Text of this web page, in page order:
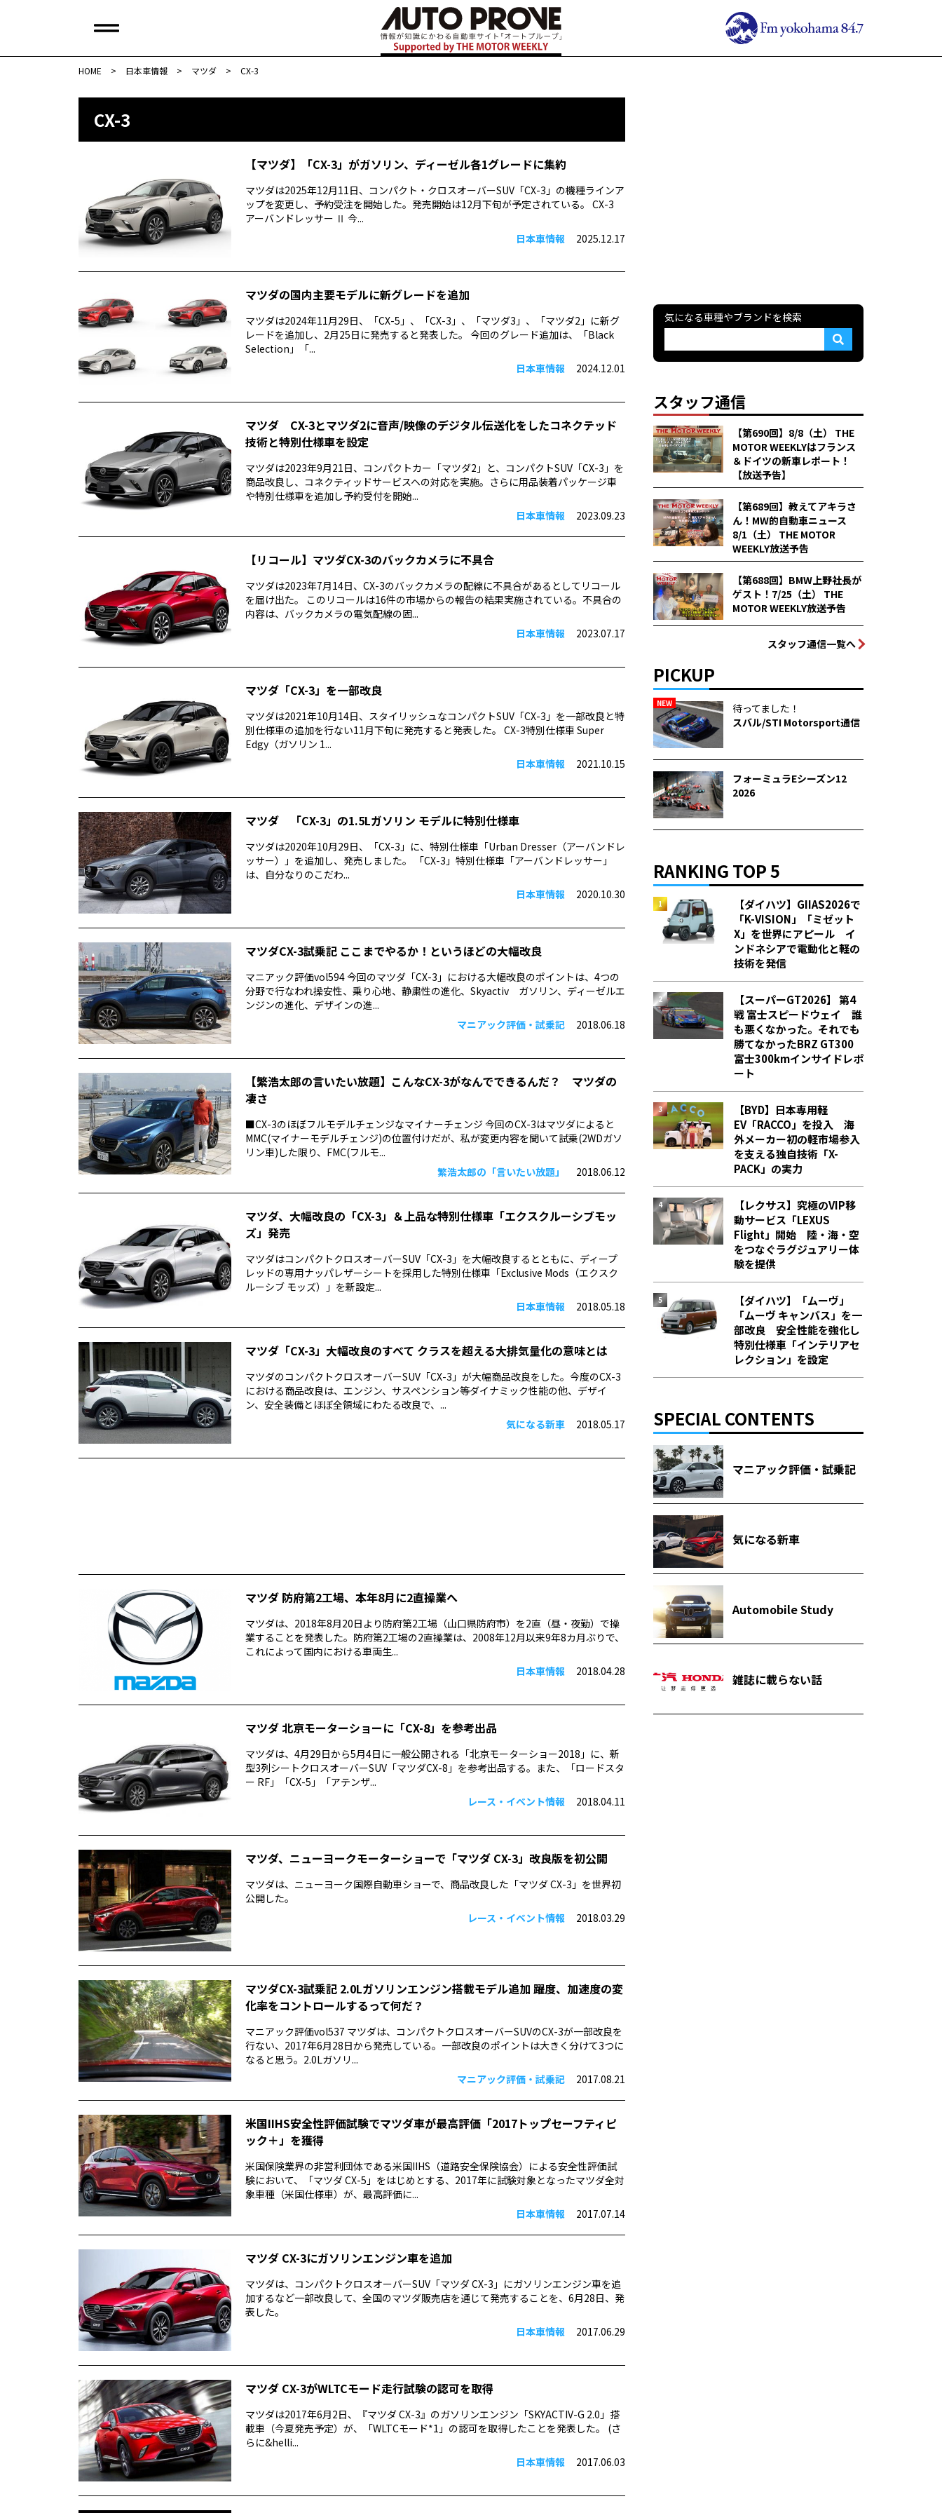
HOME > 日本車情報​ > マツダ > CX-3
CX-3
【マツダ】「CX-3」がガソリン、ディーゼル各1グレードに集約
マツダは2025年12月11日、コンパクト・クロスオーバーSUV「CX-3」の機種ラインア
ップを変更し、予約受注を開始した。発売開始は12月下旬が予定されている。 CX-3
アーバンドレッサー Ⅱ 今...
日本車情報
2025.12.17
マツダの国内主要モデルに新グレードを追加
マツダは2024年11月29日、「CX-5」、「CX-3」、「マツダ3」、「マツダ2」に新グ
レードを追加し、2月25日に発売すると発表した。 今回のグレード追加は、「Black
Selection」「...
日本車情報
2024.12.01
マツダ CX-3とマツダ2に音声/映像のデジタル伝送化をしたコネクテッド
技術と特別仕様車を設定
マツダは2023年9月21日、コンパクトカー「マツダ2」と、コンパクトSUV「CX-3」を
商品改良し、コネクティッドサービスヘの対応を実施。さらに用品装着パッケージ車
や特別仕様車を追加し予約受付を開始...
日本車情報
2023.09.23
【リコール】マツダCX-3のバックカメラに不具合
マツダは2023年7月14日、CX-3のバックカメラの配線に不具合があるとしてリコール
を届け出た。 このリコールは16件の市場からの報告の結果実施されている。不具合の
内容は、バックカメラの電気配線の固...
日本車情報
2023.07.17
マツダ「CX-3」を一部改良
マツダは2021年10月14日、スタイリッシュなコンパクトSUV「CX-3」を一部改良と特
別仕様車の追加を行ない11月下旬に発売すると発表した。 CX-3特別仕様車 Super
Edgy（ガソリン 1...
日本車情報
2021.10.15
マツダ 「CX-3」の1.5Lガソリン モデルに特別仕様車
マツダは2020年10月29日、「CX-3」に、特別仕様車「Urban Dresser（アーバンドレ
ッサー）」を追加し、発売しました。 「CX-3」特別仕様車「アーバンドレッサー」
は、自分なりのこだわ...
日本車情報
2020.10.30
マツダCX-3試乗記 ここまでやるか！というほどの大幅改良
マニアック評価vol594 今回のマツダ「CX-3」における大幅改良のポイントは、4つの
分野で行なわれ操安性、乗り心地、静粛性の進化、Skyactiv ガソリン、ディーゼルエ
ンジンの進化、デザインの進...
マニアック評価・試乗記
2018.06.18
【繁浩太郎の言いたい放題】こんなCX-3がなんでできるんだ？ マツダの
凄さ
■CX-3のほぼフルモデルチェンジなマイナーチェンジ 今回のCX-3はマツダによると
MMC(マイナーモデルチェンジ)の位置付けだが、私が変更内容を聞いて試乗(2WDガソ
リン車)した限り、FMC(フルモ...
繁浩太郎の「言いたい放題」
2018.06.12
マツダ、大幅改良の「CX-3」＆上品な特別仕様車「エクスクルーシブモッ
ズ」発売
マツダはコンパクトクロスオーバーSUV「CX-3」を大幅改良するとともに、ディープ
レッドの専用ナッパレザーシートを採用した特別仕様車「Exclusive Mods（エクスク
ルーシブ モッズ）」を新設定...
日本車情報
2018.05.18
マツダ「CX-3」大幅改良のすべて クラスを超える大排気量化の意味とは
マツダのコンパクトクロスオーバーSUV「CX-3」が大幅商品改良をした。今度のCX-3
における商品改良は、エンジン、サスペンション等ダイナミック性能の他、デザイ
ン、安全装備とほぼ全領域にわたる改良で、...
気になる新車
2018.05.17
マツダ 防府第2工場、本年8月に2直操業へ
マツダは、2018年8月20日より防府第2工場（山口県防府市）を2直（昼・夜勤）で操
業することを発表した。防府第2工場の2直操業は、2008年12月以来9年8カ月ぶりで、
これによって国内における車両生...
日本車情報
2018.04.28
マツダ 北京モーターショーに「CX-8」を参考出品
マツダは、4月29日から5月4日に一般公開される「北京モーターショー2018」に、新
型3列シートクロスオーバーSUV「マツダCX-8」を参考出品する。また、「ロードスタ
ー RF」「CX-5」「アテンザ...
レース・イベント情報
2018.04.11
マツダ、ニューヨークモーターショーで「マツダ CX-3」改良版を初公開
マツダは、ニューヨーク国際自動車ショーで、商品改良した「マツダ CX-3」を世界初
公開した。
レース・イベント情報
2018.03.29
マツダCX-3試乗記 2.0Lガソリンエンジン搭載モデル追加 躍度、加速度の変
化率をコントロールするって何だ？
マニアック評価vol537 マツダは、コンパクトクロスオーバーSUVのCX-3が一部改良を
行ない、2017年6月28日から発売している。一部改良のポイントは大きく分けて3つに
なると思う。2.0Lガソリ...
マニアック評価・試乗記
2017.08.21
米国IIHS安全性評価試験でマツダ車が最高評価「2017トップセーフティピ
ック＋」を獲得
米国保険業界の非営利団体である米国IIHS（道路安全保険協会）による安全性評価試
験において、「マツダ CX-5」をはじめとする、2017年に試験対象となったマツダ全対
象車種（米国仕様車）が、最高評価に...
日本車情報
2017.07.14
マツダ CX-3にガソリンエンジン車を追加
マツダは、コンパクトクロスオーバーSUV「マツダ CX-3」にガソリンエンジン車を追
加するなど一部改良して、全国のマツダ販売店を通じて発売することを、6月28日、発
表した。
日本車情報
2017.06.29
マツダ CX-3がWLTCモード走行試験の認可を取得
マツダは2017年6月2日、『マツダ CX-3』のガソリンエンジン「SKYACTIV-G 2.0」搭
載車（今夏発売予定）が、「WLTCモード*1」の認可を取得したことを発表した。 (さ
らに&helli...
日本車情報
2017.06.03
気になる車種やブランドを検索
スタッフ通信
【第690回】8/8（土） THE
MOTOR WEEKLYはフランス
＆ドイツの新車レポート！
【放送予告】
【第689回】教えてアキラさ
ん！MW的自動車ニュース
8/1（土） THE MOTOR
WEEKLY放送予告
【第688回】BMW上野社長が
ゲスト！7/25（土） THE
MOTOR WEEKLY放送予告
スタッフ通信一覧へ
PICKUP
NEW
待ってました！
スバル/STI Motorsport通信
フォーミュラEシーズン12
2026
RANKING TOP 5
【ダイハツ】GIIAS2026で
「K-VISION」「ミゼット
X」を世界にアピール イ
ンドネシアで電動化と軽の
技術を発信
【スーパーGT2026】 第4
戦 富士スピードウェイ 誰
も悪くなかった。それでも
勝てなかった――BRZ GT300
富士300kmインサイドレポ
ート
【BYD】日本専用軽
EV「RACCO」を投入 海
外メーカー初の軽市場参入
を支える独自技術「X-
PACK」の実力
【レクサス】究極のVIP移
動サービス「LEXUS
Flight」開始 陸・海・空
をつなぐラグジュアリー体
験を提供
【ダイハツ】「ムーヴ」
「ムーヴ キャンバス」を一
部改良 安全性能を強化し
特別仕様車「インテリアセ
レクション」を設定
SPECIAL CONTENTS
マニアック評価・試乗記
気になる新車
Automobile Study
雑誌に載らない話